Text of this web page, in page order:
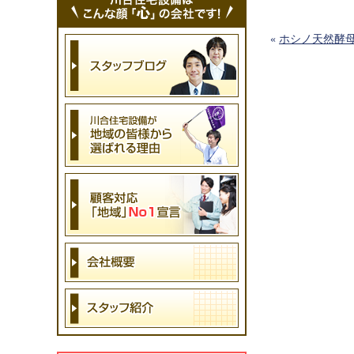
« ホシノ天然酵